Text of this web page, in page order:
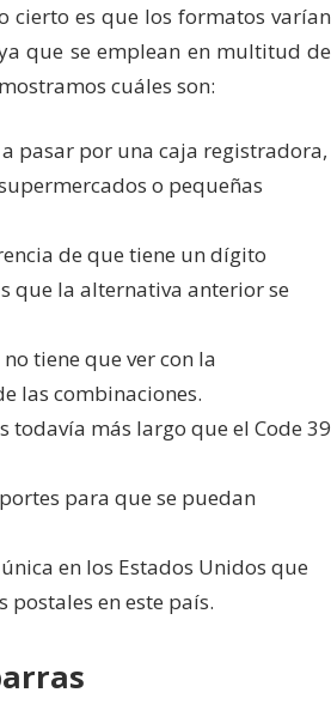
cierto es que los formatos varían
que se emplean en multitud de
cuáles son:
pasar por una caja registradora,
o pequeñas
de que tiene un dígito
que la alternativa anterior se
tiene que ver con la
las combinaciones.
todavía más largo que el Code 39
para que se puedan
en los Estados Unidos que
postales en este país.